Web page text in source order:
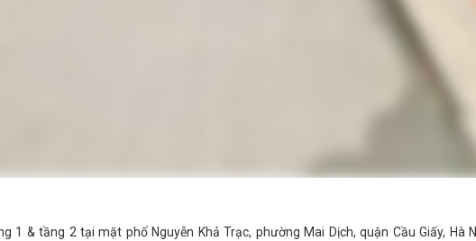
1 & tầng 2 tại mặt phố Nguyễn Khả Trạc, phường Mai Dịch, quận Cầu Giấy, Hà